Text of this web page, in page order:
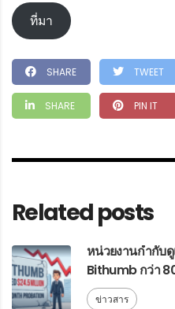
ที่มา
SHARE TWEET
SHARE PIN IT
Related posts
หน่วยงานกำกับ
Bithumb กว่า
ข่าวสาร